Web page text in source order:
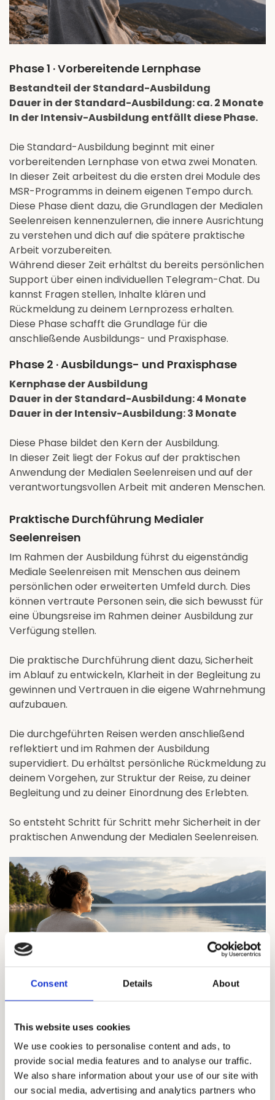
Consent Details About
This website uses cookies
We use cookies to personalise content and ads, to
provide social media features and to analyse our traffic.
We also share information about your use of our site with
our social media, advertising and analytics partners who
Phase 1 · Vorbereitende Lernphase
Bestandteil der Standard-Ausbildung
Dauer in der Standard-Ausbildung: ca. 2 Monate
In der Intensiv-Ausbildung entfällt diese Phase.
Die Standard-Ausbildung beginnt mit einer
vorbereitenden Lernphase von etwa zwei Monaten.
In dieser Zeit arbeitest du die ersten drei Module des
MSR-Programms in deinem eigenen Tempo durch.
Diese Phase dient dazu, die Grundlagen der Medialen
Seelenreisen kennenzulernen, die innere Ausrichtung
zu verstehen und dich auf die spätere praktische
Arbeit vorzubereiten.
Während dieser Zeit erhältst du bereits persönlichen
Support über einen individuellen Telegram-Chat. Du
kannst Fragen stellen, Inhalte klären und
Rückmeldung zu deinem Lernprozess erhalten.
Diese Phase schafft die Grundlage für die
anschließende Ausbildungs- und Praxisphase.
Phase 2 · Ausbildungs- und Praxisphase
Kernphase der Ausbildung
Dauer in der Standard-Ausbildung: 4 Monate
Dauer in der Intensiv-Ausbildung: 3 Monate
Diese Phase bildet den Kern der Ausbildung.
In dieser Zeit liegt der Fokus auf der praktischen
Anwendung der Medialen Seelenreisen und auf der
verantwortungsvollen Arbeit mit anderen Menschen.
Praktische Durchführung Medialer
Seelenreisen
Im Rahmen der Ausbildung führst du eigenständig
Mediale Seelenreisen mit Menschen aus deinem
persönlichen oder erweiterten Umfeld durch. Dies
können vertraute Personen sein, die sich bewusst für
eine Übungsreise im Rahmen deiner Ausbildung zur
Verfügung stellen.
Die praktische Durchführung dient dazu, Sicherheit
im Ablauf zu entwickeln, Klarheit in der Begleitung zu
gewinnen und Vertrauen in die eigene Wahrnehmung
aufzubauen.
Die durchgeführten Reisen werden anschließend
reflektiert und im Rahmen der Ausbildung
supervidiert. Du erhältst persönliche Rückmeldung zu
deinem Vorgehen, zur Struktur der Reise, zu deiner
Begleitung und zu deiner Einordnung des Erlebten.
So entsteht Schritt für Schritt mehr Sicherheit in der
praktischen Anwendung der Medialen Seelenreisen.
Begleitung & Supervision
Die persönliche Begleitung erfolgt vor allem über
einen individuellen Telegram-Chat.
Dieser Chat ist während der Ausbildungszeit der
zentrale Ort für Fragen, Rückmeldungen und